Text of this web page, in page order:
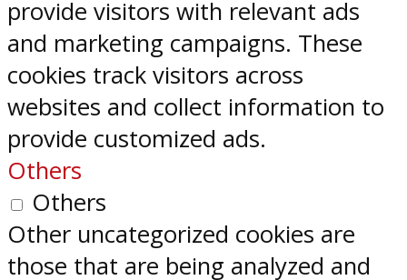
provide visitors with relevant ads
and marketing campaigns. These
cookies track visitors across
websites and collect information to
provide customized ads.
Others
Others
Other uncategorized cookies are
those that are being analyzed and